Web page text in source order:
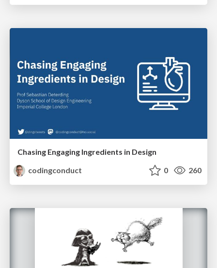
Chasing Engaging Ingredients in Design
codingconduct
0 260